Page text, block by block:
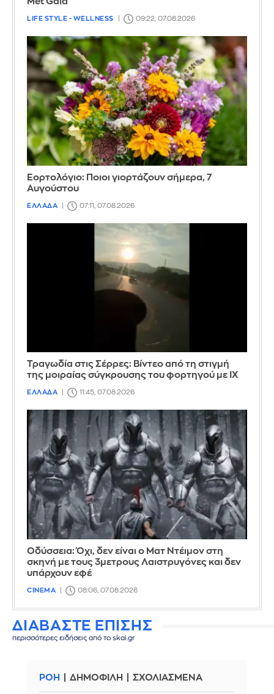
LIFE STYLE - WELLNESS 09:22, 07.08.2026
Εορτολόγιο: Ποιοι γιορτάζουν σήμερα, 7
Αυγούστου
ΕΛΛΑΔΑ 07:11, 07.08.2026
Τραγωδία στις Σέρρες: Βίντεο από τη στιγμή
της μοιραίας σύγκρουσης του φορτηγού με ΙΧ
ΕΛΛΑΔΑ 11:45, 07.08.2026
Οδύσσεια: Όχι, δεν είναι ο Ματ Ντέιμον στη
σκηνή με τους 3μετρους Λαιστρυγόνες και δεν
υπάρχουν εφέ
CINEMA 08:06, 07.08.2026
ΔΙΑΒΑΣΤΕ ΕΠΙΣΗΣ
περισσότερες ειδήσεις από το skai.gr
ΡΟΗ ΔΗΜΟΦΙΛΗ ΣΧΟΛΙΑΣΜΕΝΑ